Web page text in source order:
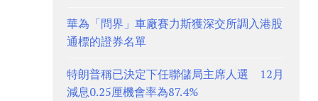
華為「問界」車廠賽力斯獲深交所調入港股
通標的證券名單
特朗普稱已決定下任聯儲局主席人選 12月
減息0.25厘機會率為87.4%